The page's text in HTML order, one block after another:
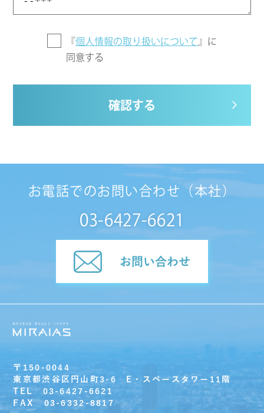
『個人情報の取り扱いについて 』に
同意する
確認する
お電話でのお問い合わせ（本社）
03-6427-6621
お問い合わせ
〒150-0044
東京都渋谷区円山町3-6 E・スペースタワー11階
TEL 03-6427-6621
FAX 03-6332-8817